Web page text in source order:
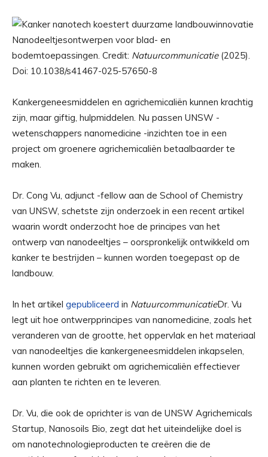
Nanodeeltjesontwerpen voor blad- en
bodemtoepassingen. Credit: Natuurcommunicatie(2025).
Doi: 10.1038/s41467-025-57650-8
Kankergeneesmiddelen en agrichemicaliën kunnen krachtig
zijn, maar giftig, hulpmiddelen. Nu passen UNSW -
wetenschappers nanomedicine -inzichten toe in een
project om groenere agrichemicaliën betaalbaarder te
maken.
Dr. Cong Vu, adjunct -fellow aan de School of Chemistry
van UNSW, schetste zijn onderzoek in een recent artikel
waarin wordt onderzocht hoe de principes van het
ontwerp van nanodeeltjes – oorspronkelijk ontwikkeld om
kanker te bestrijden – kunnen worden toegepast op de
landbouw.
In het artikel gepubliceerd in NatuurcommunicatieDr. Vu
legt uit hoe ontwerpprincipes van nanomedicine, zoals het
veranderen van de grootte, het oppervlak en het materiaal
van nanodeeltjes die kankergeneesmiddelen inkapselen,
kunnen worden gebruikt om agrichemicaliën effectiever
aan planten te richten en te leveren.
Dr. Vu, die ook de oprichter is van de UNSW Agrichemicals
Startup, Nanosoils Bio, zegt dat het uiteindelijke doel is
om nanotechnologieproducten te creëren die de